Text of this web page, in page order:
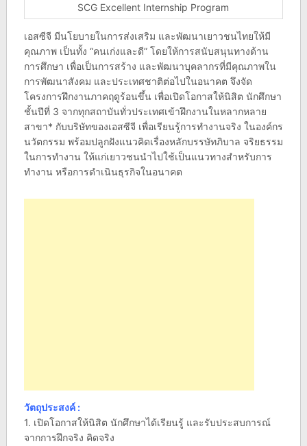
SCG Excellent Internship Program
เอสซีจี มีนโยบายในการส่งเสริม และพัฒนาเยาวชนไทยให้มี
คุณภาพ เป็นทั้ง “คนเก่งและดี” โดยให้การสนับสนุนทางด้าน
การศึกษา เพื่อเป็นการสร้าง และพัฒนาบุคลากรที่มีคุณภาพใน
การพัฒนาสังคม และประเทศชาติต่อไปในอนาคต จึงจัด
โครงการฝึกงานภาคฤดูร้อนขึ้น เพื่อเปิดโอกาสให้นิสิต นักศึกษา
ชั้นปีที่ 3 จากทุกสถาบันทั่วประเทศเข้าฝึกงานในหลากหลาย
สาขา* กับบริษัทของเอสซีจี เพื่อเรียนรู้การทำงานจริง ในองค์กร
นวัตกรรม พร้อมปลูกฝังแนวคิดเรื่องหลักบรรษัทภิบาล จริยธรรม
ในการทำงาน ให้แก่เยาวชนนำไปใช้เป็นแนวทางสำหรับการ
ทำงาน หรือการดำเนินธุรกิจในอนาคต
วัตถุประสงค์ :
1. เปิดโอกาสให้นิสิต นักศึกษาได้เรียนรู้ และรับประสบการณ์
จากการฝึกจริง คิดจริง